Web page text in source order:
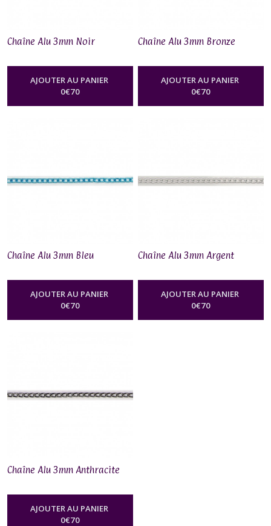
Chaîne Alu 3mm Noir
AJOUTER AU PANIER
0€70
Chaîne Alu 3mm Bronze
AJOUTER AU PANIER
0€70
Chaîne Alu 3mm Bleu
AJOUTER AU PANIER
0€70
Chaîne Alu 3mm Argent
AJOUTER AU PANIER
0€70
Chaîne Alu 3mm Anthracite
AJOUTER AU PANIER
0€70